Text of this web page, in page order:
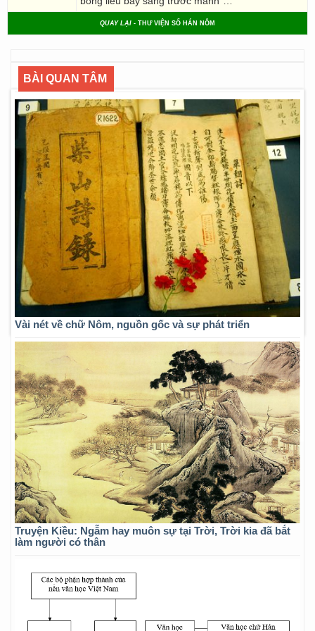
QUAY LẠI - THƯ VIỆN SỐ HÁN NÔM
BÀI QUAN TÂM
Vài nét về chữ Nôm, nguồn gốc và sự phát triển
Truyện Kiều: Ngẫm hay muôn sự tại Trời, Trời kia đã bắt
làm người có thân